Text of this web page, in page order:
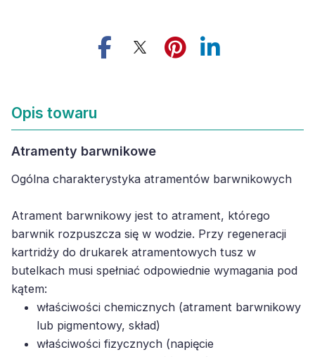
Opis towaru
Atramenty barwnikowe
Ogólna charakterystyka atramentów barwnikowych
Atrament barwnikowy jest to atrament, którego
barwnik rozpuszcza się w wodzie. Przy regeneracji
kartridży do drukarek atramentowych tusz w
butelkach musi spełniać odpowiednie wymagania pod
kątem:
właściwości chemicznych (atrament barwnikowy
lub pigmentowy, skład)
właściwości fizycznych (napięcie